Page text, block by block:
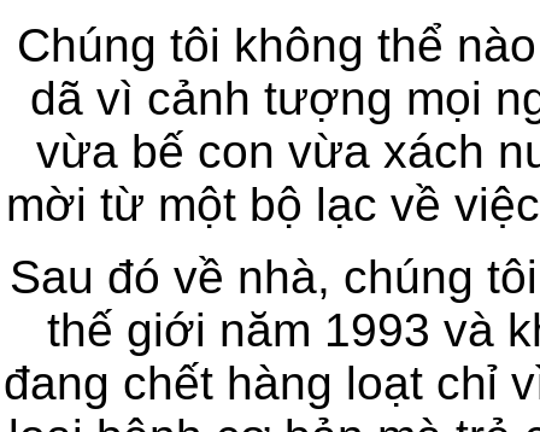
Chúng tôi không thể
dã vì cảnh tượng mọi
vừa bế con vừa xách
mời từ một bộ lạc về
Sau đó về nhà, chúng
thế giới năm 1993 và
đang chết hàng loạt chỉ